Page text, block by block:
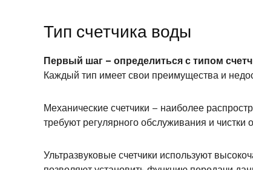
Тип счетчика воды
Первый шаг – определиться с типом
Каждый тип имеет свои преимущества и
Механические счетчики – наиболее
требуют регулярного обслуживания и чистки
Ультразвуковые счетчики используют